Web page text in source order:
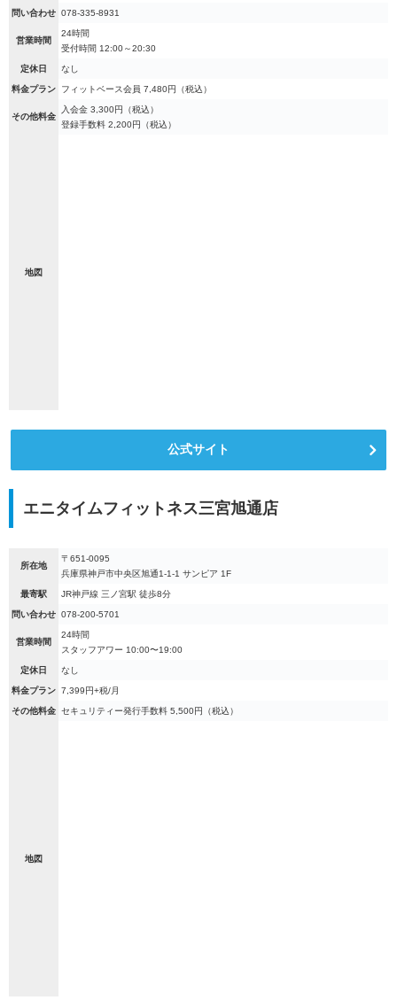
問い合わせ 078-335-8931
営業時間
24時間
受付時間 12:00～20:30
定休日 なし
料金プラン フィットベース会員 7,480円（税込）
その他料金
入会金 3,300円（税込）
登録手数料 2,200円（税込）
地図
公式サイト
エニタイムフィットネス三宮旭通店
所在地
〒651-0095
兵庫県神戸市中央区旭通1-1-1 サンピア 1F
最寄駅 JR神戸線 三ノ宮駅 徒歩8分
問い合わせ 078-200-5701
営業時間
24時間
スタッフアワー 10:00〜19:00
定休日 なし
料金プラン 7,399円+税/月
その他料金 セキュリティー発行手数料 5,500円（税込）
地図